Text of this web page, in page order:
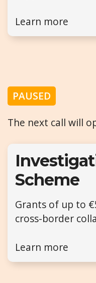
Learn more
PAUSED
The next call will
Scheme
Grants of up to
cross-border
Learn more